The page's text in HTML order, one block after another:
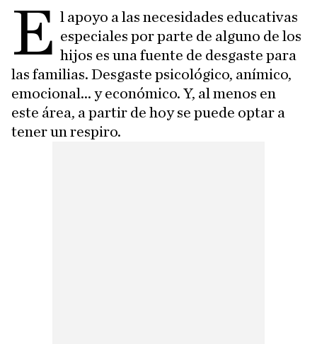
E l apoyo a las necesidades educativas
especiales por parte de alguno de los
hijos es una fuente de desgaste para
las familias. Desgaste psicológico, anímico,
emocional... y económico. Y, al menos en
este área, a partir de hoy se puede optar a
tener un respiro.